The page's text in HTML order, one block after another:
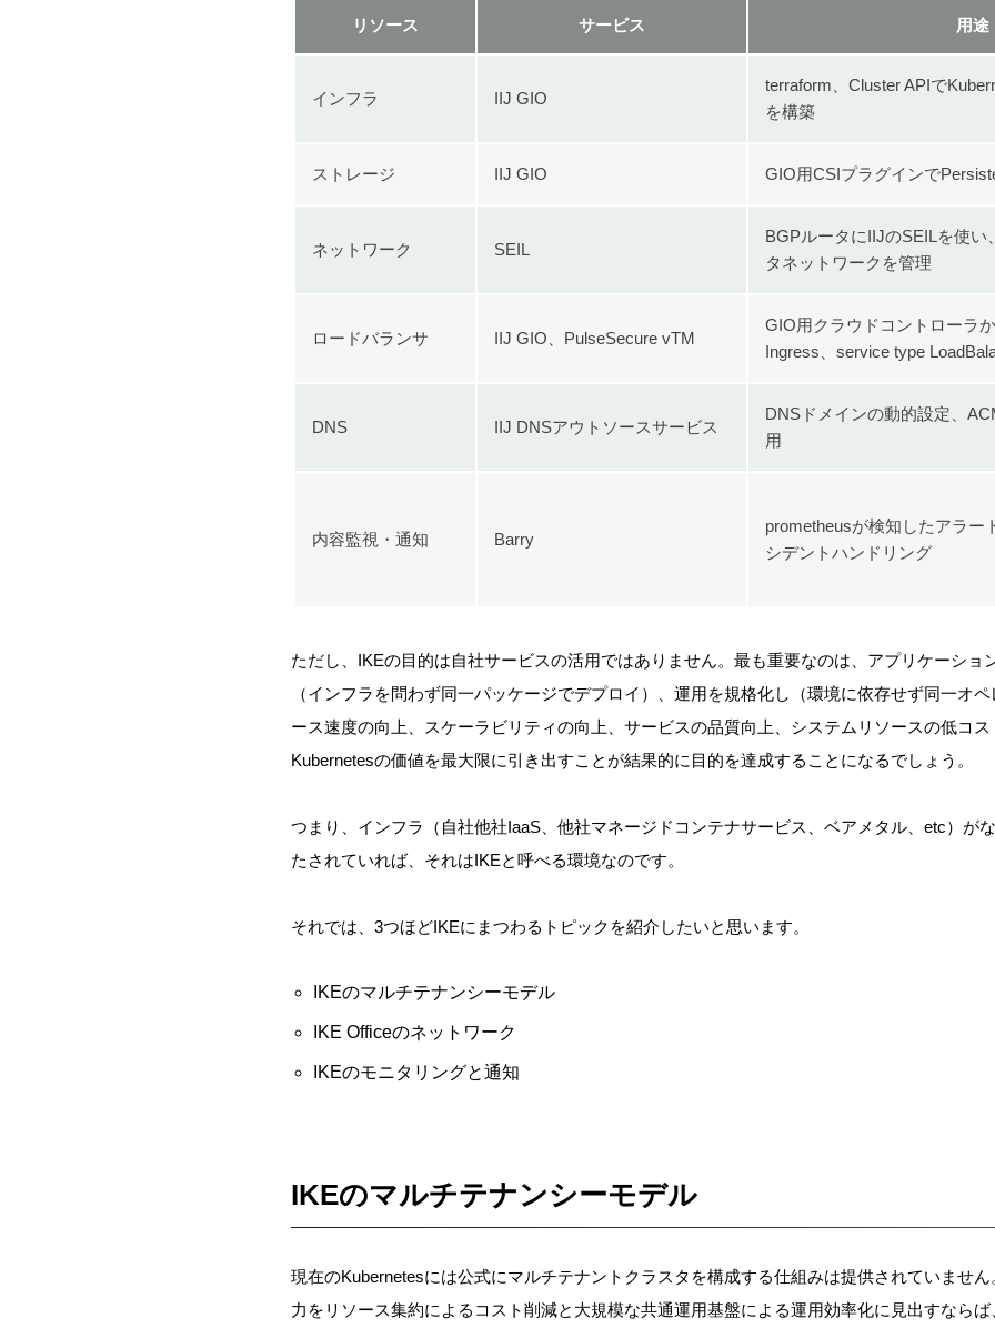
リソース サービス 用途
インフラ IIJ GIO
terraform、Cluster APIで
を構築
ストレージ IIJ GIO GIO用CSIプラグインで
ネットワーク SEIL
BGPルータにIIJのSEILを使
タネットワークを管理
ロードバランサ IIJ GIO、PulseSecure vTM
GIO用クラウドコントローラ
Ingress、service type
DNS IIJ DNSアウトソースサービス
DNSドメインの動的設定、
用
内容監視・通知 Barry
prometheusが検知したアラー
シデントハンドリング
ただし、IKEの目的は自社サービスの活用ではありません。最も重要なのは、アプリケーショ
（インフラを問わず同一パッケージでデプロイ）、運用を規格化し（環境に依存せず同一オ
ース速度の向上、スケーラビリティの向上、サービスの品質向上、システムリソースの低コ
Kubernetesの価値を最大限に引き出すことが結果的に目的を達成することになるでしょう。
つまり、インフラ（自社他社IaaS、他社マネージドコンテナサービス、ベアメタル、etc）が
たされていれば、それはIKEと呼べる環境なのです。
それでは、3つほどIKEにまつわるトピックを紹介したいと思います。
IKEのマルチテナンシーモデル
IKE Officeのネットワーク
IKEのモニタリングと通知
IKEのマルチテナンシーモデル
現在のKubernetesには公式にマルチテナントクラスタを構成する仕組みは提供されていませ
力をリソース集約によるコスト削減と大規模な共通運用基盤による運用効率化に見出すなら